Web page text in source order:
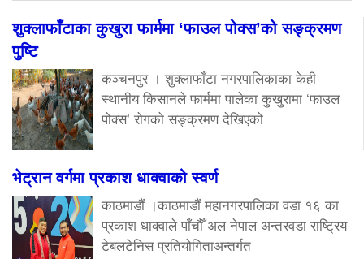
शुक्लाफाँटाका कुखुरा फार्ममा ‘फाउल पोक्स’को सङ्क्रमण
पुष्टि
कञ्चनपुर । शुक्लाफाँटा नगरपालिकाका केही
स्थानीय किसानले फार्ममा पालेका कुखुरामा ‘फाउल
पोक्स’ रोगको सङ्क्रमण देखिएको
भेट्रान वर्गमा प्रकाश धाक्वाको स्वर्ण
काठमाडौं ।काठमाडौं महानगरपालिका वडा १६ का
प्रकाश धाक्वाले पाँचौँ अल नेपाल अन्तरवडा राष्ट्रिय
टेबलटेनिस प्रतियोगिताअन्तर्गत